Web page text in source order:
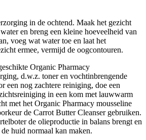
in de ochtend. Maak het gezicht
en breng een kleine hoeveelheid van
voeg wat water toe en laat het
ermee, vermijd de oogcontouren.
Organic Pharmacy
d.w.z. toner en vochtinbrengende
een nog zachtere reiniging, doe een
in een kom met lauwwarm
met het Organic Pharmacy mousseline
de Carrot Butter Cleanser gebruiken.
de olieproductie in balans brengt en
huid normaal kan maken.